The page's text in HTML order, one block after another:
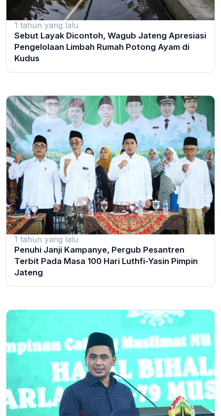
1 tahun yang lalu
Sebut Layak Dicontoh, Wagub Jateng Apresiasi
Pengelolaan Limbah Rumah Potong Ayam di
Kudus
1 tahun yang lalu
Penuhi Janji Kampanye, Pergub Pesantren
Terbit Pada Masa 100 Hari Luthfi-Yasin Pimpin
Jateng